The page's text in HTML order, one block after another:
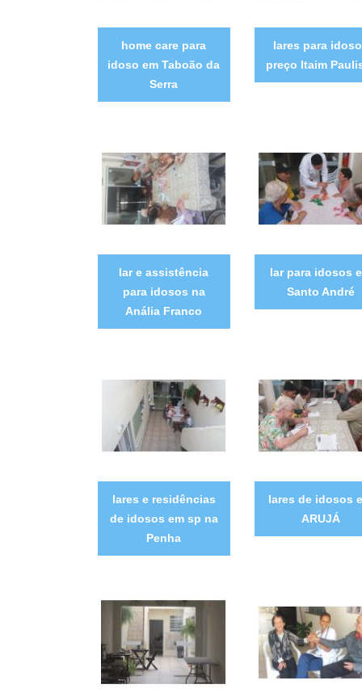
home care para
idoso em Taboão da
Serra
lares para
preço Itaim
lar e assistência
para idosos na
Anália Franco
lar para idosos
Santo André
lares e residências
de idosos em sp na
Penha
lares de idosos
ARUJÁ